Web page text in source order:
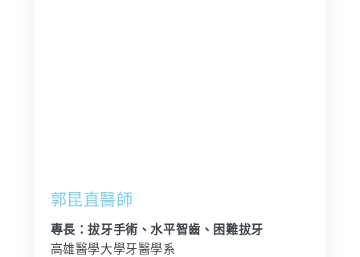
郭昆直醫師
專長：拔牙手術、水平智齒、困難拔牙
高雄醫學大學牙醫學系